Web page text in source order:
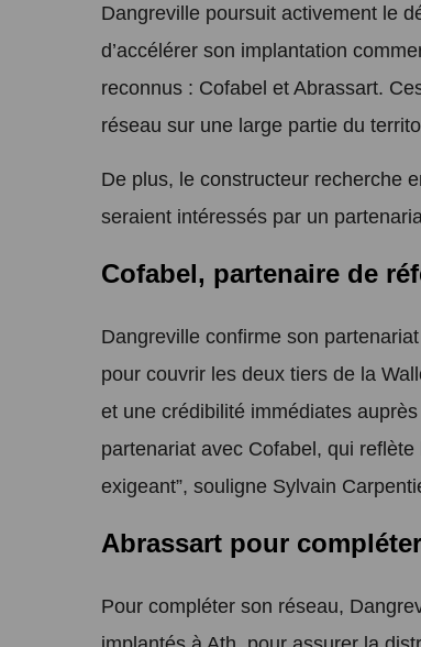
Dangreville poursuit activement le
d’accélérer son implantation
reconnus : Cofabel et Abrassart.
réseau sur une large partie du
De plus, le constructeur recherche
seraient intéressés par un
Cofabel, partenaire de
Dangreville confirme son
pour couvrir les deux tiers de la
et une crédibilité immédiates
partenariat avec Cofabel, qui
exigeant”, souligne Sylvain
Abrassart pour
Pour compléter son réseau,